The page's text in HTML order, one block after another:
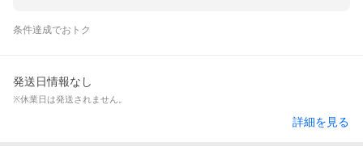
条件達成でおトク
発送日情報なし
※休業日は発送されません。
詳細を見る